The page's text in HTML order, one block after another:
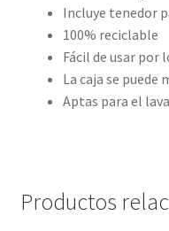
Incluye tenedor
100% reciclable
Fácil de usar por
La caja se
Aptas para el
Productos